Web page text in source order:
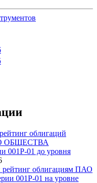
облигаций
ОБЩЕСТВА
01 до уровня
рейтинг облигациям ПАО
001P-01 на уровне